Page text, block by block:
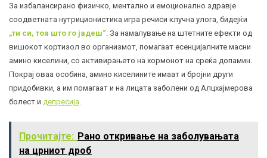
За избалансирано физичко, ментално и емоционално здравје
соодветната нутриционистика игра речиси клучна улога, бидејќи
„ти си, тоа што го јадеш“ . За намалување на штетните ефекти од
вишокот кортизол во организмот, помагаат есенцијалните масни
амино киселини, со активирањето на хормонот на среќа допамин.
Покрај оваа особина, амино киселините имаат и бројни други
придобивки, а им помагаат и на лицата заболени од Алцхајмерова
болест и депресија
Прочитајте: Рано откривање на заболувањата
на црниот дроб